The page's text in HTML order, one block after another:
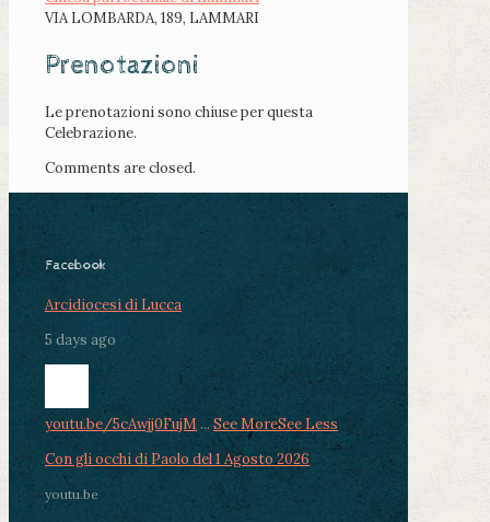
VIA LOMBARDA, 189, LAMMARI
Prenotazioni
Le prenotazioni sono chiuse per questa
Celebrazione.
Comments are closed.
Facebook
Arcidiocesi di Lucca
5 days ago
youtu.be/5cAwjj0FujM ... See MoreSee Less
Con gli occhi di Paolo del 1 Agosto 2026
youtu.be